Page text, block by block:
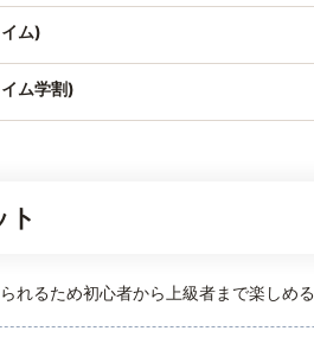
ム)
ム学割)
ト
れるため初心者から上級者まで楽しめる